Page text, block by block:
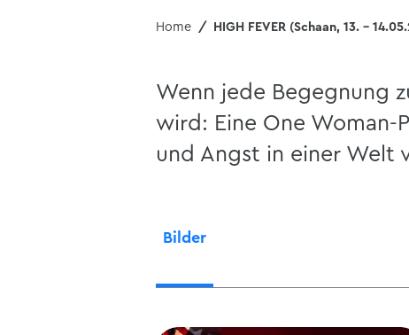
Home HIGH FEVER (Schaan, 13. -
Wenn jede Begegnung
wird: Eine One Woman-
und Angst in einer Welt
Bilder